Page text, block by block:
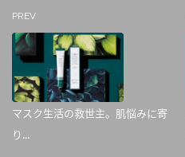
PREV
マスク生活の救世主。肌悩みに寄
り...